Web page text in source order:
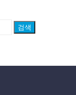
검색